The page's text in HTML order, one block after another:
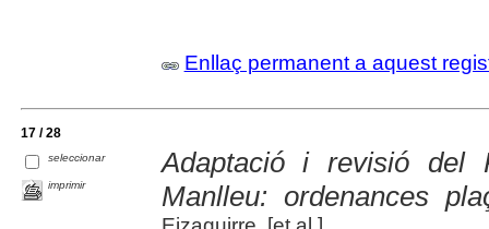
Enllaç permanent a aquest
17 / 28
seleccionar
imprimir
Adaptació i revisió del
Manlleu: ordenances